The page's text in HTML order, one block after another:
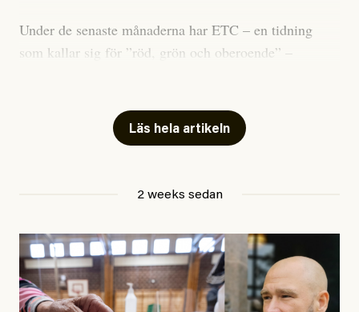
Under de senaste månaderna har ETC – en tidning
som kallar sig för ”röd, grön och oberoende” –
skriver för? Vad betyder det att vara en ”röd, grön och
oberoende” tidning? Och vad är egentligen bra
utpekas som israelisk infiltratör”. Enligt ingressen
handlar artikeln om en person vars ”bakgrund skapar
splittring och oro i rörelsen”. Problemet är att artikeln
Läs hela artikeln
2 weeks sedan